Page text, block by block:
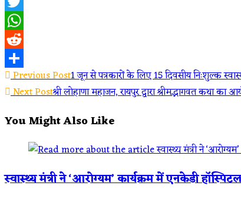
Twitter
WhatsApp
Reddit
Share
Read
more
articles
Previous Post1 जून से पत्रकारों के लिए 15 दिवसीय निःशुल्क
Next Postश्री लोहाणा महाजन, रायपुर द्वारा श्रीमद्भागवत कथा
You Might Also Like
स्वास्थ्य मंत्री ने ‘आरोग्यम’ कार्यक्रम में एनकेडी